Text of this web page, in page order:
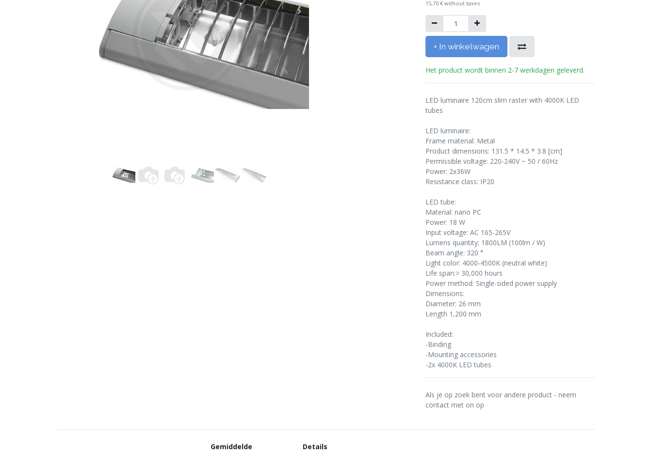
15,70 € without taxes
+ In winkelwagen
Het product wordt binnen 2-7 werkdagen geleverd.
LED luminaire 120cm slim raster with 4000K LED
tubes
LED luminaire:
Frame material: Metal
Product dimensions: 131.5 * 14.5 * 3.8 [cm]
Permissible voltage: 220-240V ~ 50 / 60Hz
Power: 2x36W
Resistance class: IP20
LED tube:
Material: nano PC
Power: 18 W
Input voltage: AC 165-265V
Lumens quantity: 1800LM (100lm / W)
Beam angle: 320 °
Light color: 4000-4500K (neutral white)
Life span:> 30,000 hours
Power method: Single-sided power supply
Dimensions:
Diameter: 26 mm
Length 1,200 mm
Included:
-Binding
-Mounting accessories
-2x 4000K LED tubes
Als je op zoek bent voor andere product - neem
contact met on op
Gemiddelde Details